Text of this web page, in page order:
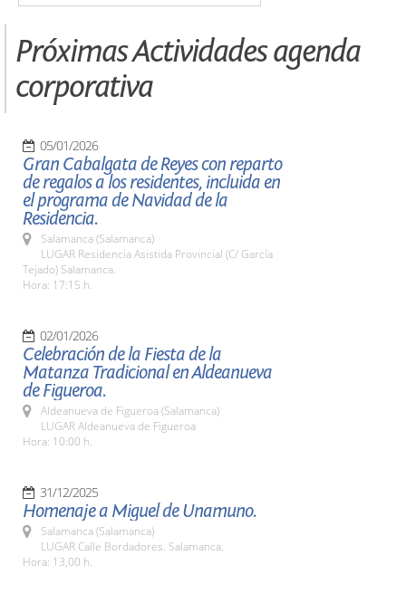
Próximas Actividades agenda
corporativa
05/01/2026
Gran Cabalgata de Reyes con reparto
de regalos a los residentes, incluida en
el programa de Navidad de la
Residencia.
Salamanca (Salamanca)
LUGAR Residencia Asistida Provincial (C/ García
Tejado) Salamanca.
Hora: 17:15 h.
02/01/2026
Celebración de la Fiesta de la
Matanza Tradicional en Aldeanueva
de Figueroa.
Aldeanueva de Figueroa (Salamanca)
LUGAR Aldeanueva de Figueroa
Hora: 10:00 h.
31/12/2025
Homenaje a Miguel de Unamuno.
Salamanca (Salamanca)
LUGAR Calle Bordadores. Salamanca.
Hora: 13,00 h.